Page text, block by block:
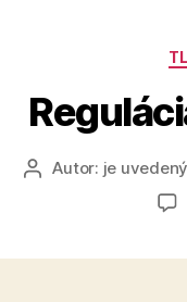
AutorAutor: je